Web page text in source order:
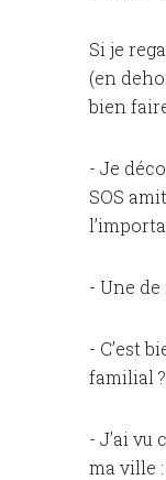
Si je
(en
bien
- Je
SOS
- Une de
- C’est
familial ?
- J’ai
ma ville